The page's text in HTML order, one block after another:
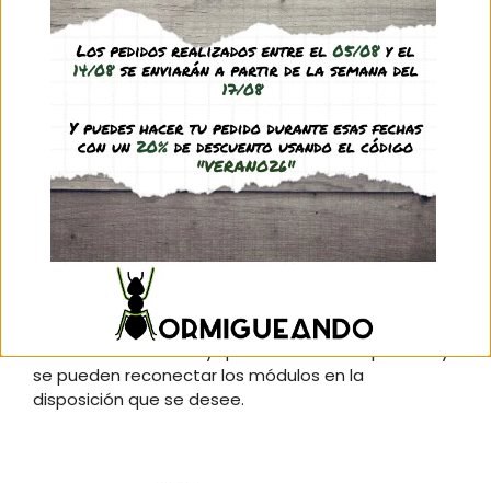
Valoraciones (0)
Preguntas y respuestas
separado.
Los módulos ANT-MAGNET son el nuevo sistema
modular de Hormigueando mediante conexión
magnética con imanes de neodimio (no se
requieren piezas de conexión). Esta facilidad de
conexión permite conectar y desconectar los
módulos cuantas veces se quiera con facilidad,
incluso con colonias de hormigas establecidas ya
en su interior: solo hay que cerrar las compuertas y
se pueden reconectar los módulos en la
disposición que se desee.